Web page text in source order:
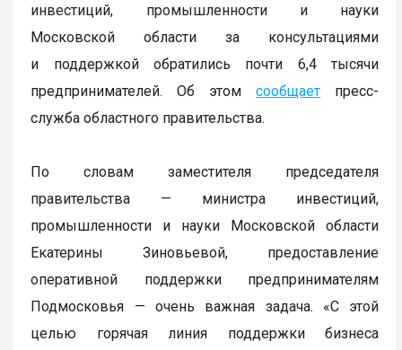
инвестиций, промышленности и науки
Московской области за консультациями
и поддержкой обратились почти 6,4 тысячи
предпринимателей. Об этомсообщает пресс-
служба областного правительства.
По словам заместителя председателя
правительства — министра инвестиций,
промышленности и науки Московской области
Екатерины Зиновьевой, предоставление
оперативной поддержки предпринимателям
Подмосковья — очень важная задача. «С этой
целью горячая линия поддержки бизнеса